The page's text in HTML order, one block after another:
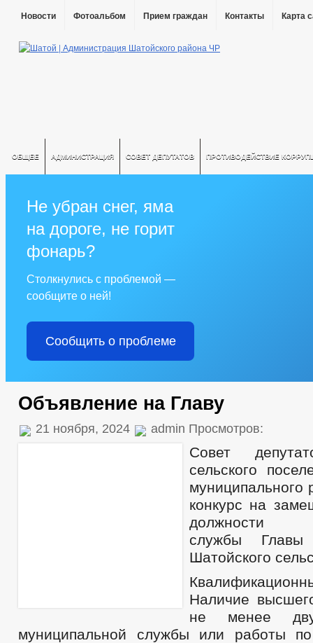
Новости Фотоальбом Прием граждан Контакты Карта
ОБЩЕЕ АДМИНИСТРАЦИЯ СОВЕТ ДЕПУТАТОВ ПРОТИВОДЕЙСТВИЕ
Не убран снег, яма
на дороге, не горит
фонарь?
Столкнулись с проблемой —
сообщите о ней!
Сообщить о проблеме
Объявление на Главу
21 ноября, 2024 admin Просмотров:
Совет
сельского
муниципального
конкурс на
должности
службы Главы
Шатойского
Наличие
не менее
муниципальной службы или работы по